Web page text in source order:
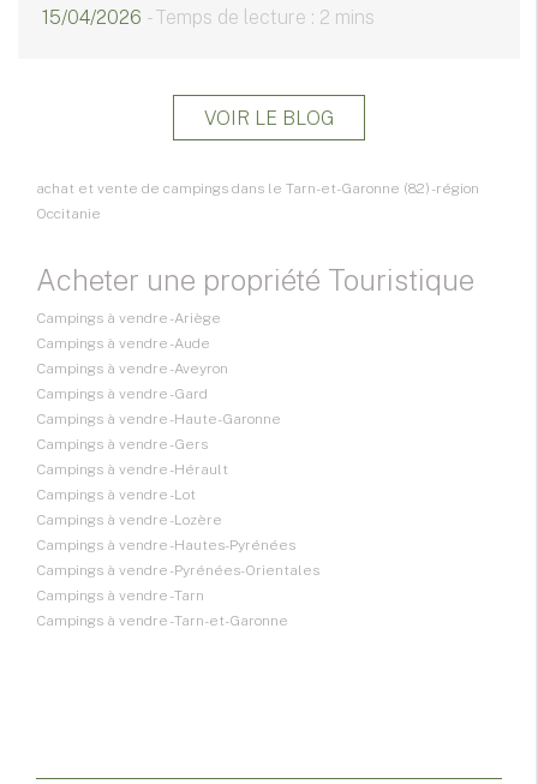
15/04/2026 - Temps de lecture : 2 mins
VOIR LE BLOG
achat et vente de campings dans le Tarn-et-Garonne (82) - région
Occitanie
Acheter une propriété Touristique
Campings à vendre - Ariège
Campings à vendre - Aude
Campings à vendre - Aveyron
Campings à vendre - Gard
Campings à vendre - Haute-Garonne
Campings à vendre - Gers
Campings à vendre - Hérault
Campings à vendre - Lot
Campings à vendre - Lozère
Campings à vendre - Hautes-Pyrénées
Campings à vendre - Pyrénées-Orientales
Campings à vendre - Tarn
Campings à vendre - Tarn-et-Garonne